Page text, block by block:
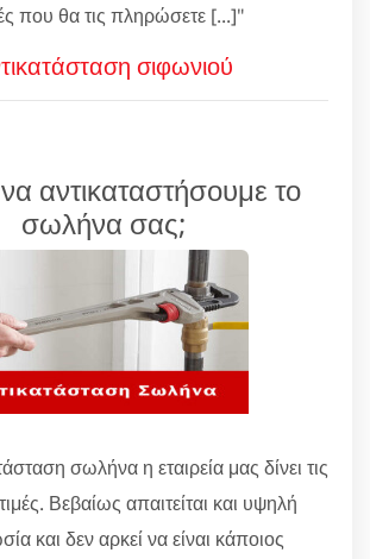
που θα τις πληρώσετε [...]"
σιφωνιού
αντικαταστήσουμε το
σωλήνα σας;
σωλήνα η εταιρεία μας δίνει τις
Βεβαίως απαιτείται και υψηλή
και δεν αρκεί να είναι κάποιος